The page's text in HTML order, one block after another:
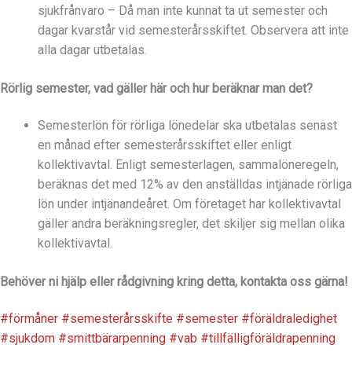
sjukfrånvaro – Då man inte kunnat ta ut semester och
dagar kvarstår vid semesterårsskiftet. Observera att inte
alla dagar utbetalas.
Rörlig semester, vad gäller här och hur beräknar man det?
Semesterlön för rörliga lönedelar ska utbetalas senast
en månad efter semesterårsskiftet eller enligt
kollektivavtal. Enligt semesterlagen, sammalöneregeln,
beräknas det med 12% av den anställdas intjänade rörliga
lön under intjänandeåret. Om företaget har kollektivavtal
gäller andra beräkningsregler, det skiljer sig mellan olika
kollektivavtal.
Behöver ni hjälp eller rådgivning kring detta, kontakta oss gärna!
#förmåner #semesterårsskifte #semester #föräldraledighet
#sjukdom #smittbärarpenning #vab #tillfälligföräldrapenning